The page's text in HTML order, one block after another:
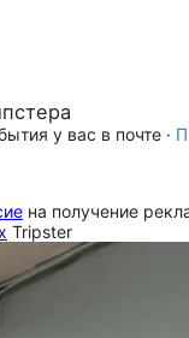
у вас в почте ·
на получение
Tripster